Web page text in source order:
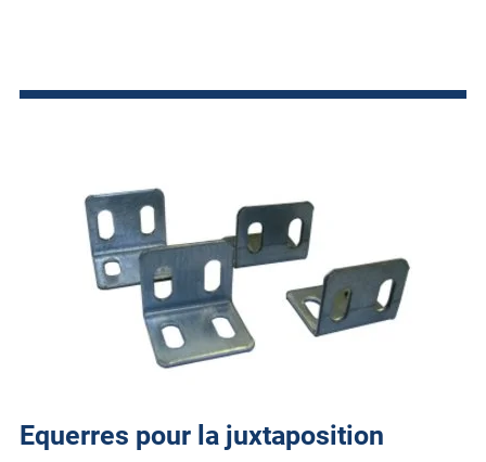
Equerres pour la juxtaposition